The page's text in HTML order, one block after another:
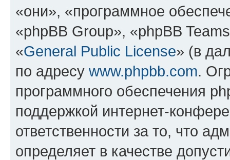
«они», «программное
«phpBB Group», «phpBB
«General Public License» (в
по адресу www.phpbb.com.
программного обеспечения
поддержкой интернет-
ответственности за то, что
определяет в качестве